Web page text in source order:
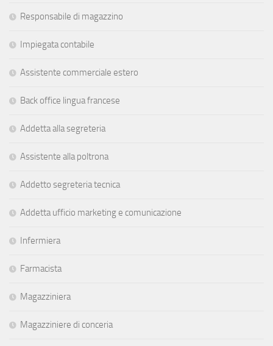
Responsabile di magazzino
Impiegata contabile
Assistente commerciale estero
Back office lingua francese
Addetta alla segreteria
Assistente alla poltrona
Addetto segreteria tecnica
Addetta ufficio marketing e comunicazione
Infermiera
Farmacista
Magazziniera
Magazziniere di conceria